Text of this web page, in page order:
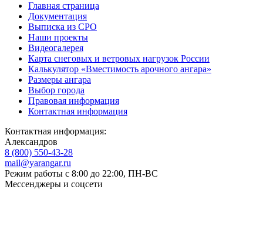
Главная страница
Документация
Выписка из СРО
Наши проекты
Видеогалерея
Карта снеговых и ветровых нагрузок России
Калькулятор «Вместимость арочного ангара»
Размеры ангара
Выбор города
Правовая информация
Контактная информация
Контактная информация:
Александров
8 (800) 550-43-28
mail@yarangar.ru
Режим работы с 8:00 до 22:00, ПН-ВС
Мессенджеры и соцсети